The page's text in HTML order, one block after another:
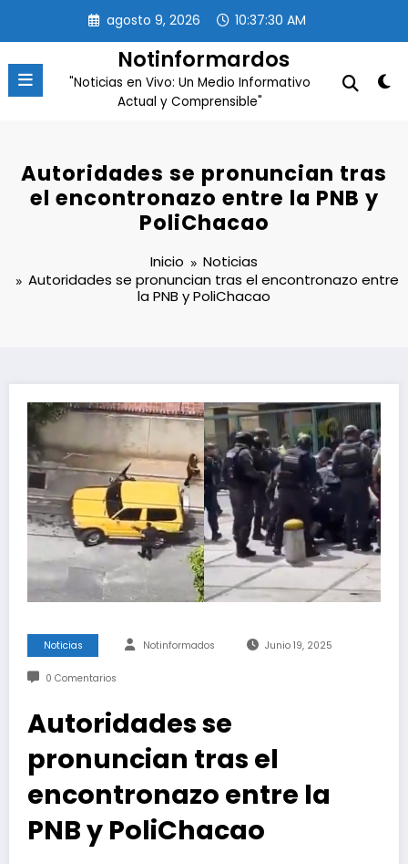
contenido
agosto 9, 2026 10:37:31 AM
Notinformardos
"Noticias en Vivo: Un Medio Informativo
Actual y Comprensible"
Autoridades se pronuncian tras
el encontronazo entre la PNB y
PoliChacao
Inicio
Noticias
Autoridades se pronuncian tras el encontronazo entre
la PNB y PoliChacao
Noticias Notinformados Junio 19, 2025
0 Comentarios
Autoridades se
pronuncian tras el
encontronazo entre la
PNB y PoliChacao